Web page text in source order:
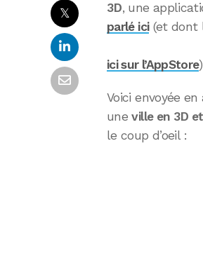
𝕏
3D, une
parlé ici(et dont
ici sur l’AppStore
Voici envoyée
uneville en 3D
le coup d’oeil :